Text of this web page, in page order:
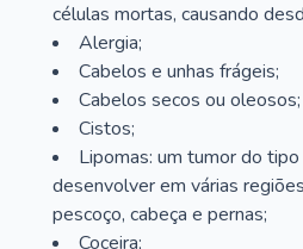
células mortas, causando
Alergia;
Cabelos e unhas frágeis;
Cabelos secos ou oleosos;
Cistos;
Lipomas: um tumor do
desenvolver em várias
pescoço, cabeça e pernas;
Coceira;